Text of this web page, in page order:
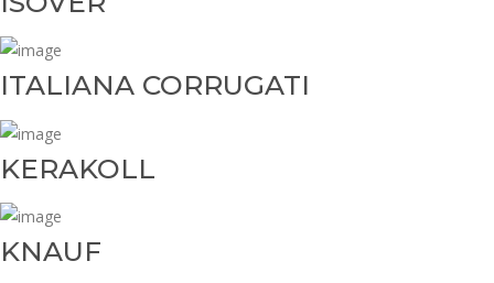
ITALIANA CORRUGATI
KERAKOLL
KNAUF